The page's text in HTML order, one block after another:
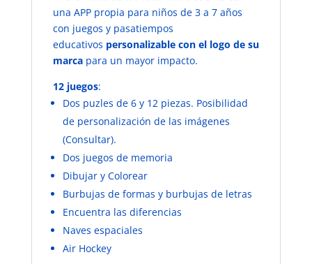
una APP propia para niños de 3 a 7 años
con juegos y pasatiempos
educativos personalizable con el logo de su
marcapara un mayor impacto.
12 juegos:
Dos puzles de 6 y 12 piezas. Posibilidad
de personalización de las imágenes
(Consultar).
Dos juegos de memoria
Dibujar y Colorear
Burbujas de formas y burbujas de letras
Encuentra las diferencias
Naves espaciales
Air Hockey